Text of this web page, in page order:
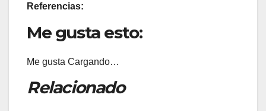
Referencias:
Me gusta esto:
Me gusta Cargando…
Relacionado